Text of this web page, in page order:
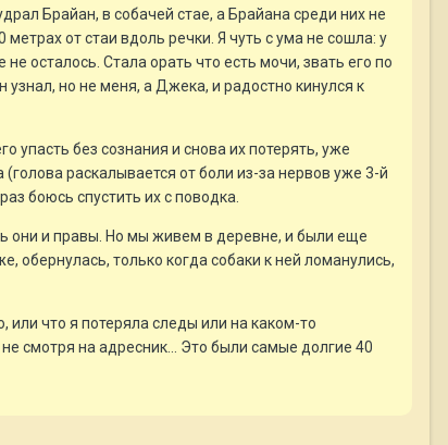
Брайан, в собачей стае, а Брайана среди них не
от стаи вдоль речки. Я чуть с ума не сошла: у
осталось. Стала орать что есть мочи, звать его по
узнал, но не меня, а Джека, и радостно кинулся к
упасть без сознания и снова их потерять, уже
раскалывается от боли из-за нервов уже 3-й
боюсь спустить их с поводка.
они и правы. Но мы живем в деревне, и были еще
обернулась, только когда собаки к ней ломанулись,
или что я потеряла следы или на каком-то
смотря на адресник... Это были самые долгие 40